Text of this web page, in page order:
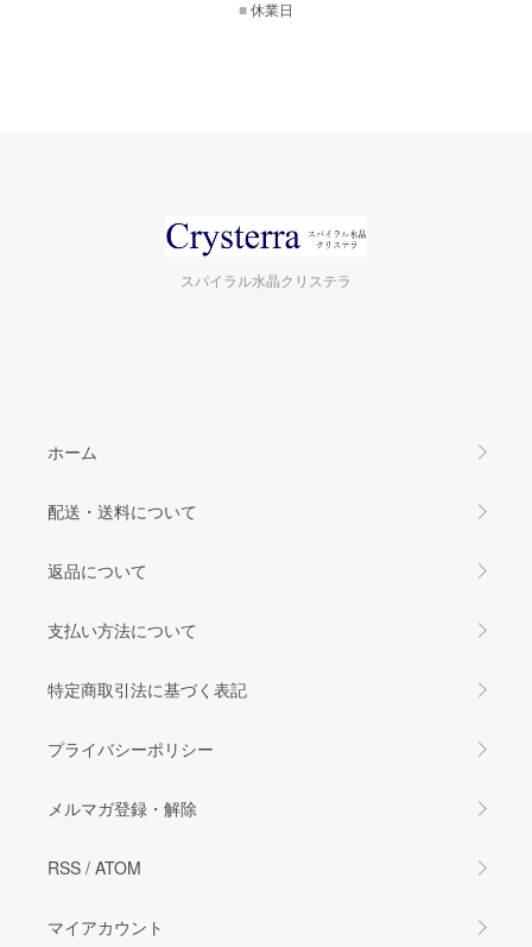
■休業日
スパイラル水晶クリステラ
ホーム
配送・送料について
返品について
支払い方法について
特定商取引法に基づく表記
プライバシーポリシー
メルマガ登録・解除
RSS / ATOM
マイアカウント